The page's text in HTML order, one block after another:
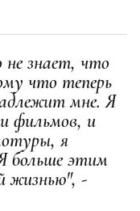
не знает, что
что теперь
мне. Я
фильмов, и
я
больше этим
жизнью", -